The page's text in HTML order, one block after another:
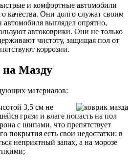
и комфортные автомобили
качества. Они долго служат своим
выглядел опрятно,
автоковрики. Они не только
чистоту, защищая пол от
коррозии.
Мазду
материалов:
3,5 см не
грязи и влаге попасть на пол
с шипами, что препятствует
покрытия есть свои недостатки: в
неприятный запах, а на морозе